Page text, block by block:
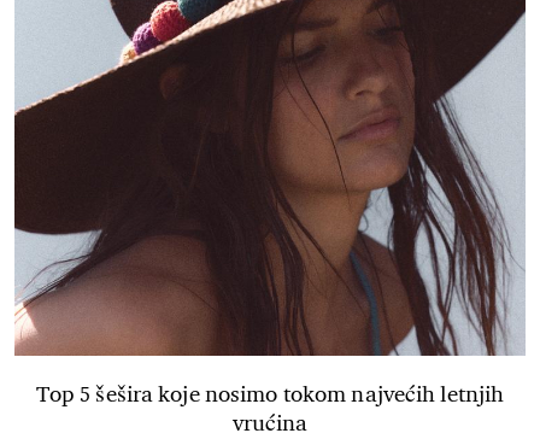
Top 5 šešira koje nosimo tokom najvećih letnjih
vrućina